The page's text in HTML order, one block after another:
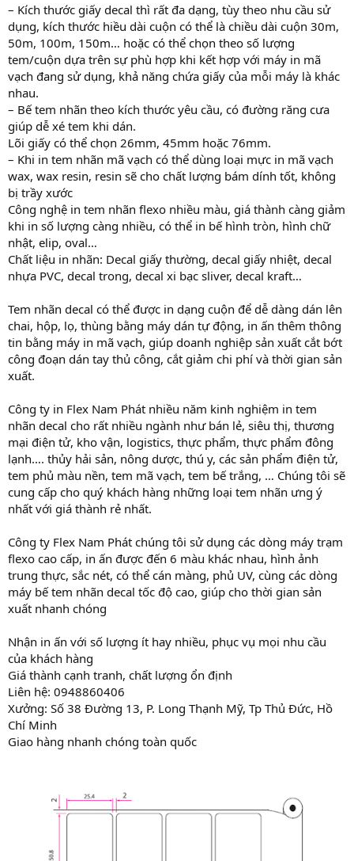
– Kích thước giấy decal thì rất đa dạng, tùy theo nhu cầu sử
dụng, kích thước hiều dài cuộn có thể là chiều dài cuộn 30m,
50m, 100m, 150m… hoặc có thể chọn theo số lượng
tem/cuộn dựa trên sự phù hợp khi kết hợp với máy in mã
vạch đang sử dụng, khả năng chứa giấy của mỗi máy là khác
nhau.
– Bế tem nhãn theo kích thước yêu cầu, có đường răng cưa
giúp dễ xé tem khi dán.
Lõi giấy có thể chọn 26mm, 45mm hoặc 76mm.
– Khi in tem nhãn mã vạch có thể dùng loại mực in mã vạch
wax, wax resin, resin sẽ cho chất lượng bám dính tốt, không
bị trầy xước
Công nghệ in tem nhãn flexo nhiều màu, giá thành càng giảm
khi in số lượng càng nhiều, có thể in bế hình tròn, hình chữ
nhật, elip, oval…
Chất liệu in nhãn: Decal giấy thường, decal giấy nhiệt, decal
nhựa PVC, decal trong, decal xi bạc sliver, decal kraft…
Tem nhãn decal có thể được in dạng cuộn để dễ dàng dán lên
chai, hộp, lọ, thùng bằng máy dán tự động, in ấn thêm thông
tin bằng máy in mã vạch, giúp doanh nghiệp sản xuất cắt bớt
công đoạn dán tay thủ công, cắt giảm chi phí và thời gian sản
xuất.
Công ty in Flex Nam Phát nhiều năm kinh nghiệm in tem
nhãn decal cho rất nhiều ngành như bán lẻ, siêu thị, thương
mại điện tử, kho vận, logistics, thực phẩm, thực phẩm đông
lạnh…. thủy hải sản, nông dược, thú y, các sản phẩm điện tử,
tem phủ màu nền, tem mã vạch, tem bế trắng, … Chúng tôi sẽ
cung cấp cho quý khách hàng những loại tem nhãn ưng ý
nhất với giá thành rẻ nhất.
Công ty Flex Nam Phát chúng tôi sử dụng các dòng máy trạm
flexo cao cấp, in ấn được đến 6 màu khác nhau, hình ảnh
trung thực, sắc nét, có thể cán màng, phủ UV, cùng các dòng
máy bế tem nhãn decal tốc độ cao, giúp cho thời gian sản
xuất nhanh chóng
Nhận in ấn với số lượng ít hay nhiều, phục vụ mọi nhu cầu
của khách hàng
Giá thành cạnh tranh, chất lượng ổn định
Liên hệ: 0948860406
Xưởng: Số 38 Đường 13, P. Long Thạnh Mỹ, Tp Thủ Đức, Hồ
Chí Minh
Giao hàng nhanh chóng toàn quốc